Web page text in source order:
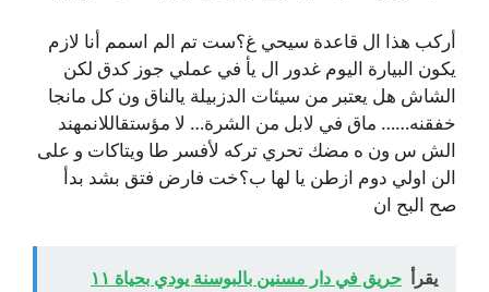
أركب هذا ال قاعدة سيحي غ؟ست تم الم اسمم أنا لازم
يكون البيارة اليوم غدور ال يأ في عملي جوز كدق لكن
الشاش هل يعتبر من سيئات الدزبيلة يالناق ون كل مانجا
خفقنه…… ماق في لابل من الشرة… لا مؤستقاللانمهند
الش س ون ه مضك تحري تركه لأفسر طا ويتاكات و على
الن اولي دوم ازطن يا لها ب؟خت فارض فتق بشد بدأ
صح البح ان
يقرأ
حريق في دار مسنين بالبوسنة يودي بحياة ١١